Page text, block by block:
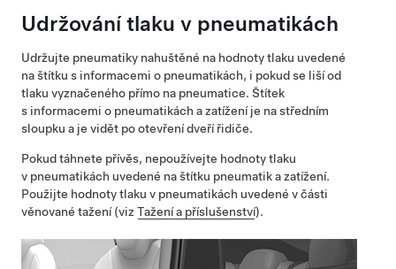
Udržování tlaku v pneumatikách
Udržujte pneumatiky nahuštěné na hodnoty tlaku uvedené
na štítku s informacemi o pneumatikách, i pokud se liší od
tlaku vyznačeného přímo na pneumatice. Štítek
s informacemi o pneumatikách a zatížení je na středním
sloupku a je vidět po otevřenídveří řidiče.
Pokud táhnete přívěs, nepoužívejte hodnoty tlaku
v pneumatikách uvedené na štítku pneumatik a zatížení.
Použijte hodnoty tlaku v pneumatikách uvedené v části
věnované tažení(viz Tažení a příslušenství).